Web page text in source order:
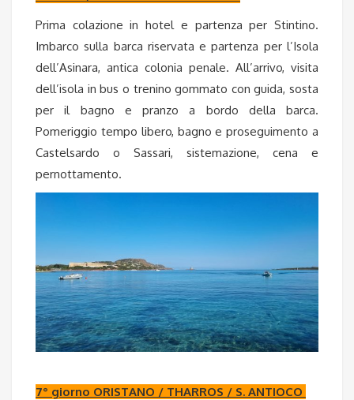
Prima colazione in hotel e partenza per Stintino.
Imbarco sulla barca riservata e partenza per l’Isola
dell’Asinara, antica colonia penale. All’arrivo, visita
dell’isola in bus o trenino gommato con guida, sosta
per il bagno e pranzo a bordo della barca.
Pomeriggio tempo libero, bagno e proseguimento a
Castelsardo o Sassari, sistemazione, cena e
pernottamento.
7° giorno ORISTANO / THARROS / S. ANTIOCO